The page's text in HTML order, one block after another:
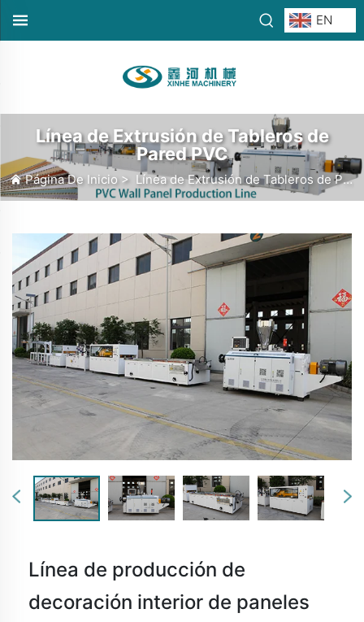
EN
Línea de Extrusión de Tableros de
Pared PVC
Página De Inicio> Línea de Extrusión de Tableros de Pared PVC
Línea de producción de
decoración interior de paneles